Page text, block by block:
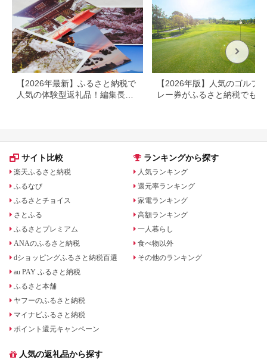
ケット クーポン 宿泊
お泊り 別府温泉 別府
観光 地獄めぐり 旅 お
すすめ 人気 体験型 節
約_B030-007
【2026年最新】ふるさと納税で
人気の体験型返礼品！編集長お
【2026年版】人気のゴルフ
レー券がふるさと納税でもら
サイト比較
楽天ふるさと納税
ふるなび
ふるさとチョイス
さとふる
ふるさとプレミアム
ANAのふるさと納税
dショッピングふるさと納税百選
au PAY ふるさと納税
ふるさと本舗
ヤフーのふるさと納税
マイナビふるさと納税
ポイント還元キャンペーン
ランキングから探す
人気ランキング
還元率ランキング
家電ランキング
高額ランキング
一人暮らし
食べ物以外
その他のランキング
人気の返礼品から探す